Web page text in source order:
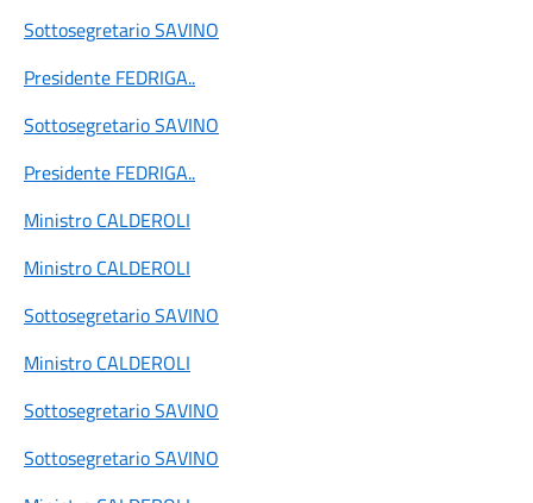
Sottosegretario SAVINO
Presidente FEDRIGA..
Sottosegretario SAVINO
Presidente FEDRIGA..
Ministro CALDEROLI
Ministro CALDEROLI
Sottosegretario SAVINO
Ministro CALDEROLI
Sottosegretario SAVINO
Sottosegretario SAVINO